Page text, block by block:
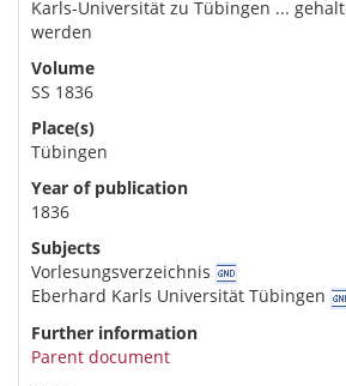
Karls-Universität zu Tübingen ...
werden
Volume
SS 1836
Place(s)
Tübingen
Year of publication
1836
Subjects
Vorlesungsverzeichnis
Eberhard Karls Universität Tübingen
Further information
Parent document